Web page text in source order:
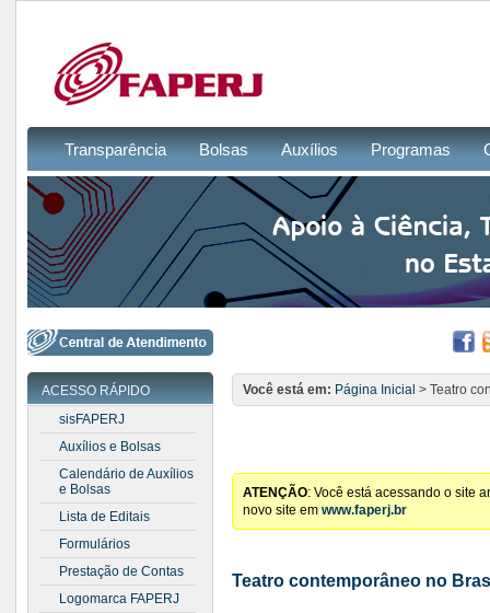
Transparência Bolsas Auxílios Programas
ACESSO RÁPIDO
sisFAPERJ
Auxílios e Bolsas
Calendário de Auxílios
e Bolsas
Lista de Editais
Formulários
Prestação de Contas
Logomarca FAPERJ
Você está em: Página Inicial > Teatro
ATENÇÃO: Você está acessando o site
novo site em www.faperj.br
Teatro contemporâneo no